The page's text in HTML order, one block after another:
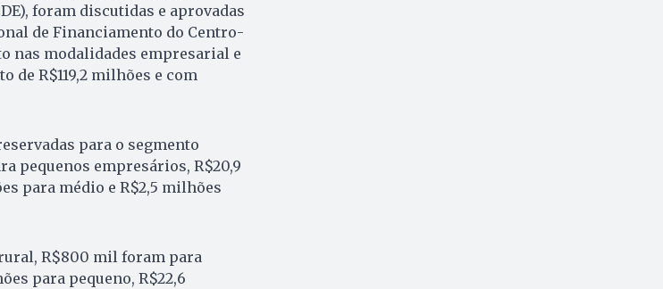
foram discutidas e aprovadas
de Financiamento do Centro-
nas modalidades empresarial e
R$119,2 milhões e com
para o segmento
pequenos empresários, R$20,9
para médio e R$2,5 milhões
R$800 mil foram para
para pequeno, R$22,6